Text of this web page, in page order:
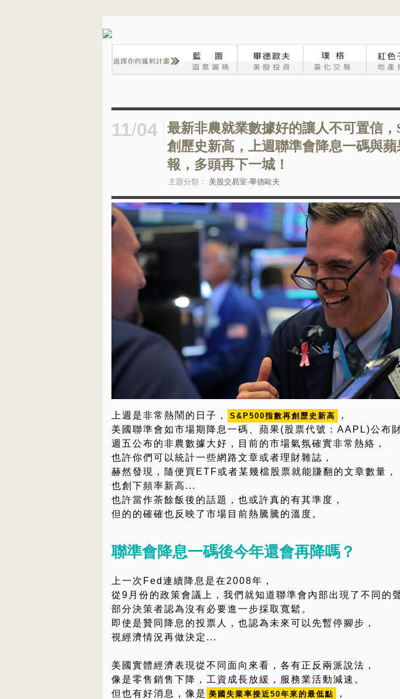
11/04
最新非農就業數據好的讓人不可置信，
創歷史新高，上週聯準會降息一碼與
報，多頭再下一城！
主題分類： 美股交易室-畢德歐夫
上週是非常熱鬧的日子， S&P500指數再創歷史新高
，
美國聯準會如市場期降息一碼、蘋果(股票代號：AAPL)公布財
週五公布的非農數據大好，目前的市場氣氛確實非常熱絡，
也許你們可以統計一些網路文章或者理財雜誌，
赫然發現，隨便買ETF或者某幾檔股票就能賺翻的文章數量，
也創下頻率新高...
也許當作茶餘飯後的話題，也或許真的有其準度，
但的的確確也反映了市場目前熱騰騰的溫度。
聯準會降息一碼後今年還會再降嗎？
上一次Fed連續降息是在2008年，
從9月份的政策會議上，我們就知道聯準會內部出現了不同的聲
部分決策者認為沒有必要進一步採取寬鬆。
即使是贊同降息的投票人，也認為未來可以先暫停腳步，
視經濟情況再做決定...
美國實體經濟表現從不同面向來看，各有正反兩派說法，
像是零售銷售下降，工資成長放緩，服務業活動減速。
但也有好消息，像是 美國失業率接近50年來的最低點
，